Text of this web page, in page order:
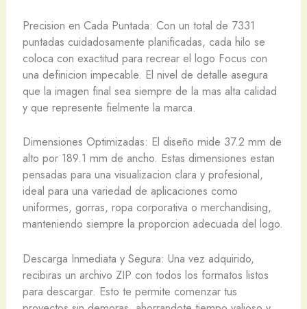
Precision en Cada Puntada: Con un total de 7331
puntadas cuidadosamente planificadas, cada hilo se
coloca con exactitud para recrear el logo Focus con
una definicion impecable. El nivel de detalle asegura
que la imagen final sea siempre de la mas alta calidad
y que represente fielmente la marca.
Dimensiones Optimizadas: El diseño mide 37.2 mm de
alto por 189.1 mm de ancho. Estas dimensiones estan
pensadas para una visualizacion clara y profesional,
ideal para una variedad de aplicaciones como
uniformes, gorras, ropa corporativa o merchandising,
manteniendo siempre la proporcion adecuada del logo.
Descarga Inmediata y Segura: Una vez adquirido,
recibiras un archivo ZIP con todos los formatos listos
para descargar. Esto te permite comenzar tus